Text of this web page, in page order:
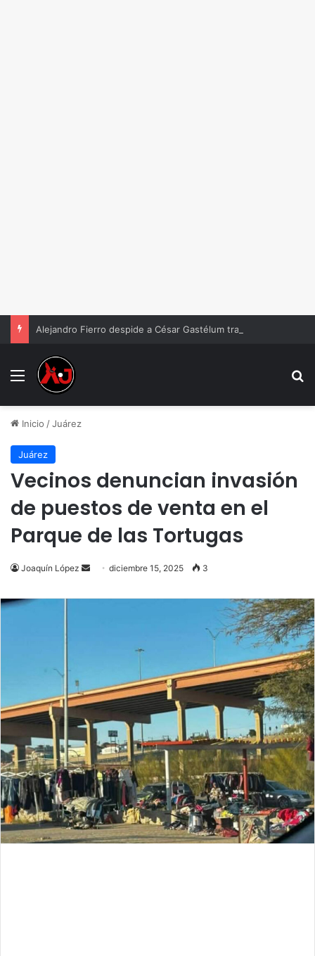
Menu
Inicio /Juárez
Juárez
Vecinos denuncian invasión
de puestos de venta en el
Parque de las Tortugas
Joaquín López
Send
email
diciembre 15, 2025 3